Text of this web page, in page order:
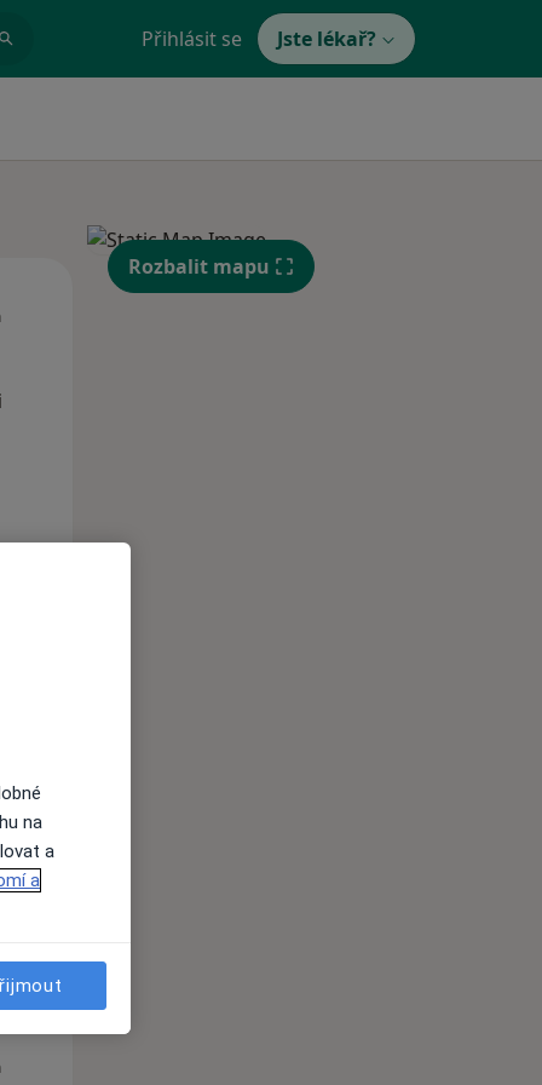
Přihlásit se Jste lékař?
St Čt
Út
Rozbalit mapu
na
a
a